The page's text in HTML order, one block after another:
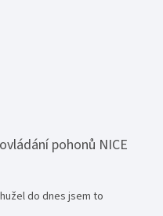
pohonů NICE
1 z 5 hvězdiček.
do dnes jsem to